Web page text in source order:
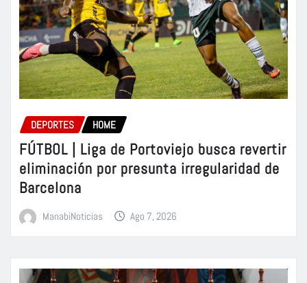
DEPORTES HOME
FÚTBOL | Liga de Portoviejo busca revertir
eliminación por presunta irregularidad de
Barcelona
ManabiNoticias Ago 7, 2026